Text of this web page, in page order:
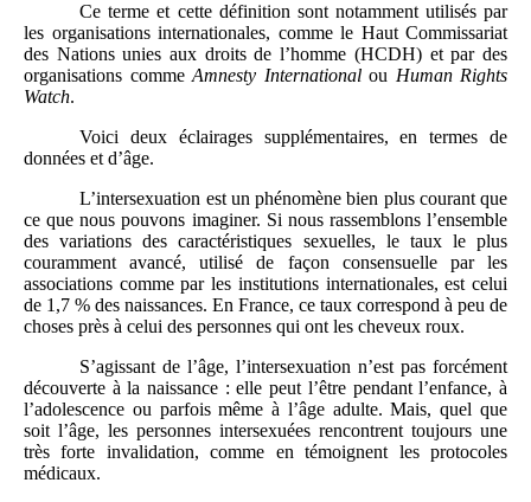
Ce terme et cette définition sont notamment utilisés par
les organisations internationales, comme le Haut Commissariat
des Nations unies aux droits de l’homme (HCDH) et par des
organisations comme Amnesty Internationalou Human Rights
Watch.
Voici deux éclairages supplémentaires, en termes de
données et d’âge.
L’intersexuation est un phénomène bien plus courant que
ce que nous pouvons imaginer. Si nous rassemblons l’ensemble
des variations des caractéristiques sexuelles, le taux le plus
couramment avancé, utilisé de façon consensuelle par les
associations comme par les institutions internationales, est celui
de 1,7 % des naissances. En France, ce taux correspond à peu de
choses près à celui des personnes qui ont les cheveux roux.
S’agissant de l’âge, l’intersexuation n’est pas forcément
découverte à la naissance : elle peut l’être pendant l’enfance, à
l’adolescence ou parfois même à l’âge adulte. Mais, quel que
soit l’âge, les personnes intersexuées rencontrent toujours une
très forte invalidation, comme en témoignent les protocoles
médicaux.